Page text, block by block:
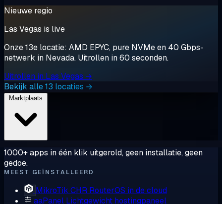
Nieuwe regio
Las Vegas is live
Onze 13e locatie: AMD EPYC, pure NVMe en 40 Gbps-
netwerk in Nevada. Uitrollen in 60 seconden.
Uitrollen in Las Vegas →
Bekijk alle 13 locaties →
1000+ apps in één klik uitgerold, geen installatie, geen
gedoe.
MEEST GEÏNSTALLEERD
MikroTik CHR RouterOS in de cloud
aaPanel Lichtgewicht hostingpaneel